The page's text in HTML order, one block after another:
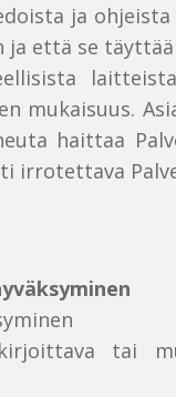
ja
että se
mukaisuus.
haittaa
irrotettava